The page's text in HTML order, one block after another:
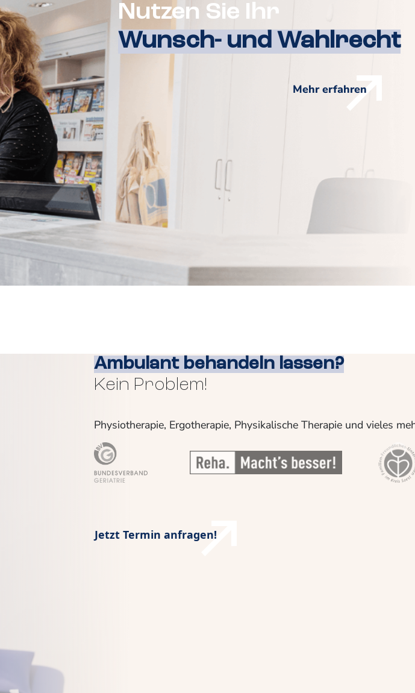
Nutzen Sie Ihr
Wunsch- und Wahlrecht
Mehr erfahren
Ambulant behandeln lassen?
Kein Problem!
Physiotherapie, Ergotherapie, Physikalische Therapie und vieles
Jetzt Termin anfragen!